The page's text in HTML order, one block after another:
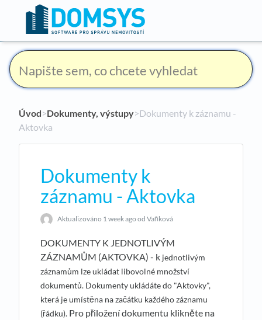
Úvod​>​Dokumenty, výstupy​>​ Dokumenty k záznamu -
Aktovka
Dokumenty k
záznamu - Aktovka
Aktualizováno 1 week ago od Vaňková
DOKUMENTY K JEDNOTLIVÝM
ZÁZNAMŮM (AKTOVKA) - k jednotlivým
záznamům lze ukládat libovolné množství
dokumentů. Dokumenty ukládáte do "Aktovky",
která je umístěna na začátku každého záznamu
(řádku). Pro přiložení dokumentu klikněte na